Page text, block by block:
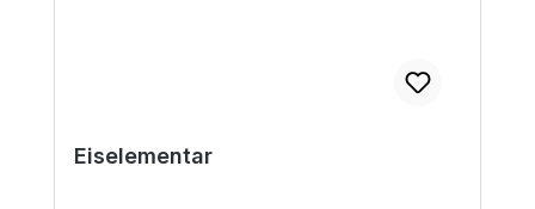
Eiselementar